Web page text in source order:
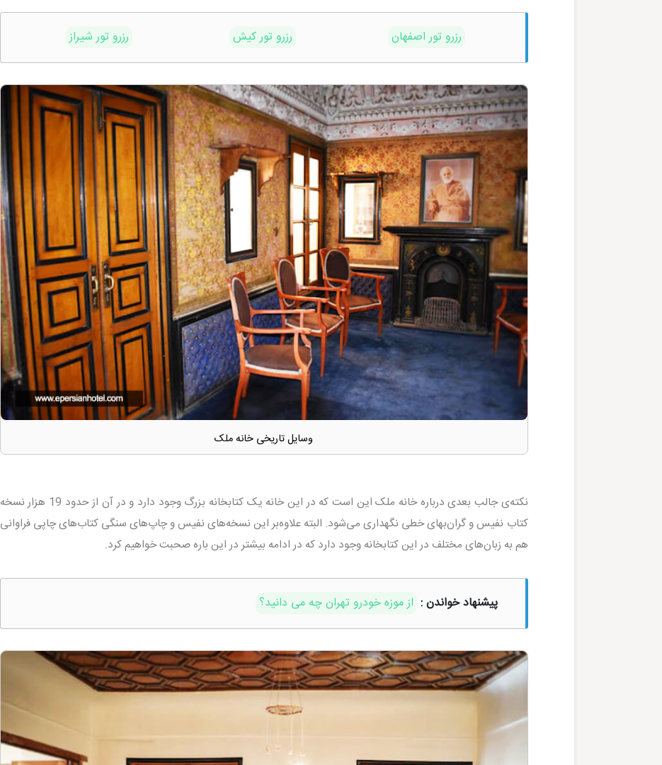
رزرو تور اصفهان رزرو تور کیش رزرو تور شیراز
وسایل تاریخی خانه ملک
نکته‌ی جالب بعدی درباره خانه ملک این است که در این خانه یک کتابخانه بزرگ وجود دارد و در آن از حدود 19 هزار نسخه
کتاب نفیس و گران‌بهای خطی نگهداری می‌شود. البته علاوه‌بر این نسخه‌های نفیس و چاپ‌های سنگی کتاب‌های چاپی فراوانی
هم به زبان‌های مختلف در این کتابخانه وجود دارد که در ادامه بیشتر در این باره صحبت خواهیم کرد.
پیشنهاد خواندن : از موزه خودرو تهران چه می دانید؟